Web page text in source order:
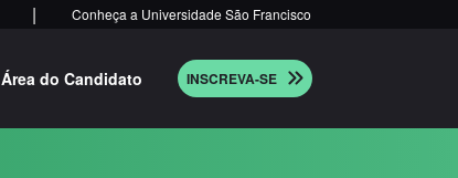
| Conheça a Universidade São Francisco
Área do Candidato INSCREVA-SE